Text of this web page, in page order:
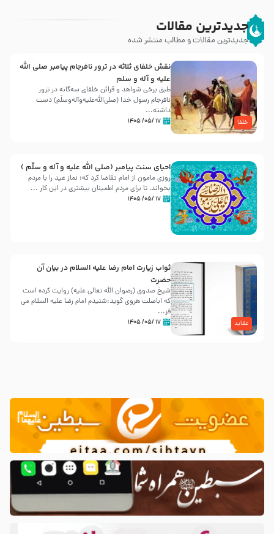
جدیدترین مقالات
جدیدترین مقالات و مطالب منتشر شده
خلفا
نقش خلفای ثلاثه در ترور نافرجام پیامبر صلی الله
علیه و آله و سلم
طبق برخی شواهد و قرائن خلفای سه‌گانه در ترور
نافرجام رسول خدا (صلی‌الله‌علیه‌و‌آله‌وسلّم) دست
داشته‌...
۱۷ /۰۵/ ۱۴۰۵
احیای سنت پیامبر (صلی الله علیه و آله و سلّم )
روزی مامون از امام تقاضا کرد که: نماز عید را با مردم
بخواند، تا برای مردم اطمینان بیشتری در این کار ...
۱۷ /۰۵/ ۱۴۰۵
عقاید
ثواب زیارت امام رضا علیه السلام در بیان آن
حضرت
شیخ صدوق (رضوان الله تعالی علیه) روایت کرده است
که اباصلت هروی گوید:شنیدم امام رضا علیه السلام می
فر...
۱۷ /۰۵/ ۱۴۰۵